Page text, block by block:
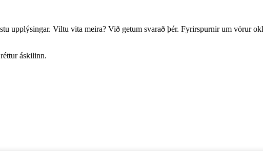
upplýsingar. Viltu vita meira? Við getum svarað þér. Fyrirspurnir um vörur
áskilinn.